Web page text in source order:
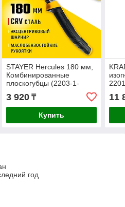
STAYER Hercules 180 мм,
Комбинированные
плоскогубцы (2203-1-
18_z03)
3 920₸
Купить
11
год